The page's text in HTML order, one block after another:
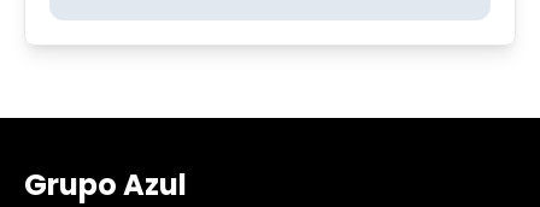
Grupo Azul